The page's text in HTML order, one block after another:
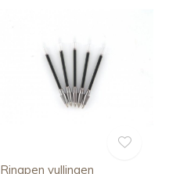
Ringpen vullingen